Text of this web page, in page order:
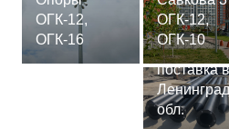
ОГК-12,
ОГК-16
ОГК-12,
ОГК-10
Сваи
СМ-7,75м,
поставка
обл.